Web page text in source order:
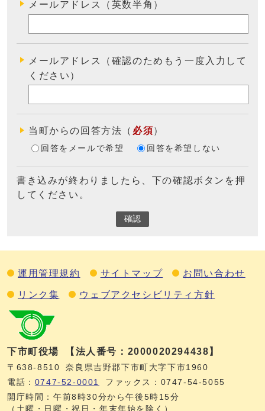
メールアドレス（英数半角）
メールアドレス（確認のためもう一度入力して
ください）
当町からの回答方法 （ 必須）
回答をメールで希望 回答を希望しない
書き込みが終わりましたら、下の確認ボタンを押
してください。
確認
運用管理規約 サイトマップ お問い合わせ
リンク集 ウェブアクセシビリティ方針
下市町役場 【法人番号：2000020294438】
〒638-8510
奈良県吉野郡下市町大字下市1960
電話： 0747‐52‐0001
ファックス：0747‐54‐5055
開庁時間：午前8時30分から午後5時15分
（土曜・日曜・祝日・年末年始を除く）